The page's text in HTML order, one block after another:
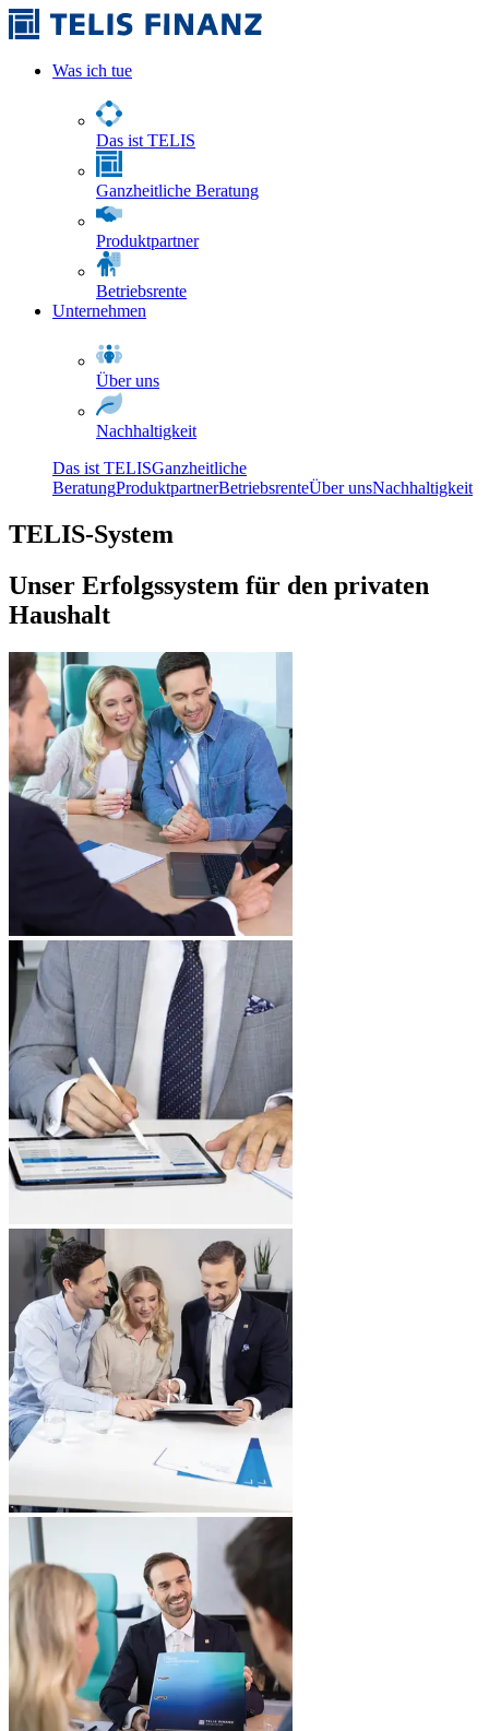
Was ich tue
Das ist TELIS
Ganzheitliche Beratung
Produktpartner
Betriebsrente
Unternehmen
Über uns
Nachhaltigkeit
Das ist TELISGanzheitliche
BeratungProduktpartnerBetriebsrenteÜber unsNachhaltigkeit
TELIS-System
Unser Erfolgssystem für den privaten
Haushalt